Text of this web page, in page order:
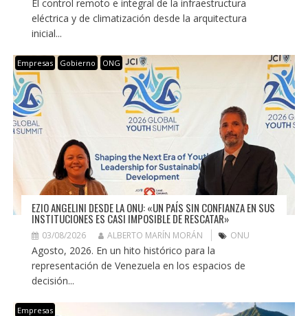
El control remoto e integral de la infraestructura
eléctrica y de climatización desde la arquitectura
inicial...
Empresas Gobierno ONG
EZIO ANGELINI DESDE LA ONU: «UN PAÍS SIN CONFIANZA EN SUS
INSTITUCIONES ES CASI IMPOSIBLE DE RESCATAR»
03/08/2026 ALBERTO MARÍN MORÁN ONU
Agosto, 2026. En un hito histórico para la
representación de Venezuela en los espacios de
decisión...
Empresas